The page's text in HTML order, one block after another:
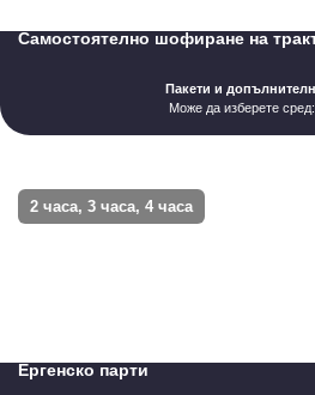
Самостоятелно шофиране на
Пакети и
Може да изберете сред:
2 часа, 3 часа, 4 часа
Ергенско парти